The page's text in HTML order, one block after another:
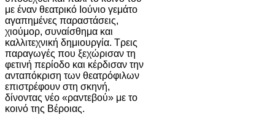
με έναν θεατρικό Ιούνιο γεμάτο
αγαπημένες παραστάσεις,
χιούμορ, συναίσθημα και
καλλιτεχνική δημιουργία. Τρεις
παραγωγές που ξεχώρισαν τη
φετινή περίοδο και κέρδισαν την
ανταπόκριση των θεατρόφιλων
επιστρέφουν στη σκηνή,
δίνοντας νέο «ραντεβού» με το
κοινό της Βέροιας.